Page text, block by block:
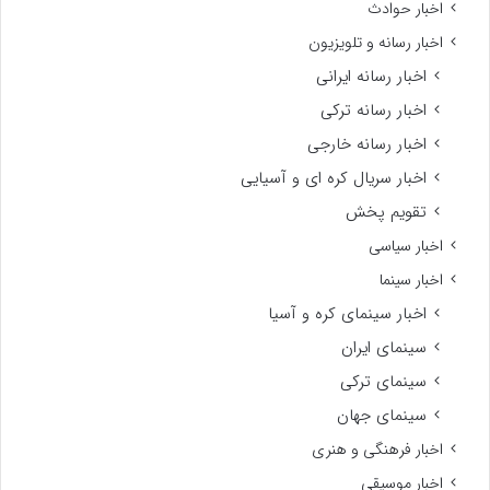
اخبار حوادث
اخبار رسانه و تلویزیون
اخبار رسانه ایرانی
اخبار رسانه ترکی
اخبار رسانه خارجی
اخبار سریال کره ای و آسیایی
تقویم پخش
اخبار سیاسی
اخبار سینما
اخبار سینمای کره و آسیا
سینمای ایران
سینمای ترکی
سینمای جهان
اخبار فرهنگی و هنری
اخبار موسیقی